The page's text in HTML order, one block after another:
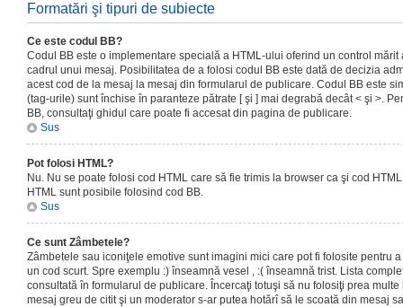
Formatări şi tipuri de subiecte
Ce este codul BB?
Codul BB este o implementare specială a HTML-ului oferind un control
cadrul unui mesaj. Posibilitatea de a folosi codul BB este dată de decizia
acest cod de la mesaj la mesaj din formularul de publicare. Codul BB este
(tag-urile) sunt închise în paranteze pătrate [ şi ] mai degrabă decât < şi >.
BB, consultaţi ghidul care poate fi accesat din pagina de publicare.
Sus
Pot folosi HTML?
Nu. Nu se poate folosi cod HTML care să fie trimis la browser ca şi cod
HTML sunt posibile folosind cod BB.
Sus
Ce sunt Zâmbetele?
Zâmbetele sau iconiţele emotive sunt imagini mici care pot fi folosite pentru
un cod scurt. Spre exemplu :) înseamnă vesel , :( înseamnă trist. Lista
consultată în formularul de publicare. Încercaţi totuşi să nu folosiţi prea
mesaj greu de citit şi un moderator s-ar putea hotărî să le scoată din mesaj